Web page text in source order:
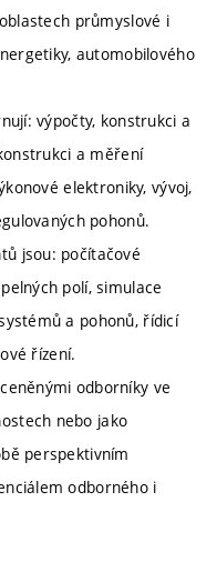
průmyslové i
automobilového
výpočty, konstrukci a
a měření
elektroniky, vývoj,
pohonů.
jsou: počítačové
polí, simulace
a pohonů, řídicí
řízení.
odborníky ve
nebo jako
perspektivním
odborného i